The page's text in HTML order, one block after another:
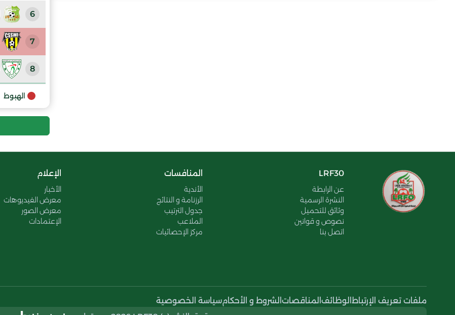
6
7
8
9 الهبوط
LRF30
عن الرابطة
النشرة الرسمية
وثائق للتحميل
نصوص و قوانين
اتصل بنا
المنافسات
الأندية
الرزنامة و النتائج
جدول الترتيب
الملاعب
مركز الإحصائيات
الإعلام
الأخبار
معرض الفيديوهات
معرض الصور
الإعتمادات
ملفات تعريف الإرتباط الوظائف المناقصات الشروط و الأحكامسياسة الخصوصية